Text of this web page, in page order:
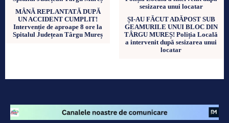
MÂNĂ REPLANTATĂ DUPĂ
UN ACCIDENT CUMPLIT!
Intervenție de aproape 8 ore la
Spitalul Județean Târgu Mureș
ȘI-AU FĂCUT ADĂPOST SUB
GEAMURILE UNUI BLOC DIN
TÂRGU MUREȘ! Poliția Locală
a intervenit după sesizarea unui
locatar